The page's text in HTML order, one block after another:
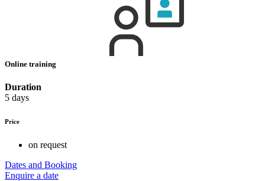
Online training
Duration
5 days
Price
on request
Dates and Booking
Enquire a date